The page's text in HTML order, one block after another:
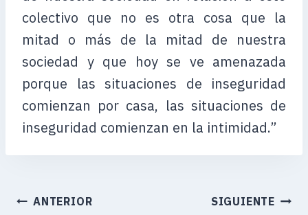
colectivo que no es otra cosa que la
mitad o más de la mitad de nuestra
sociedad y que hoy se ve amenazada
porque las situaciones de inseguridad
comienzan por casa, las situaciones de
inseguridad comienzan en la intimidad.”
ANTERIOR SIGUIENTE